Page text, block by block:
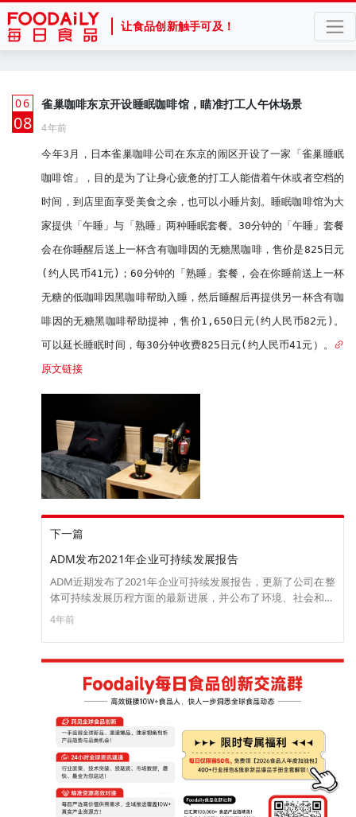
让食品创新触手可及！
06
月
08
雀巢咖啡东京开设睡眠咖啡馆，瞄准打工人午休场景
4年前
今年3月，日本雀巢咖啡公司在东京的闹区开设了一家「雀巢睡眠
咖啡馆」，目的是为了让身心疲惫的打工人能借着午休或者空档的
时间，到店里面享受美食之余，也可以小睡片刻。睡眠咖啡馆为大
家提供「午睡」与「熟睡」两种睡眠套餐。30分钟的「午睡」套餐
会在你睡醒后送上一杯含有咖啡因的无糖黑咖啡，售价是825日元
(约人民币41元)；60分钟的「熟睡」套餐，会在你睡前送上一杯
无糖的低咖啡因黑咖啡帮助入睡，然后睡醒后再提供另一杯含有咖
啡因的无糖黑咖啡帮助提神，售价1,650日元(约人民币82元)。
可以延长睡眠时间，每30分钟收费825日元(约人民币41元）。
原文链接
下一篇
ADM发布2021年企业可持续发展报告
ADM近期发布了2021年企业可持续发展报告，更新了公司在整
体可持续发展历程方面的最新进展，并公布了环境、社会和治
理目标的完成情况。
4年前